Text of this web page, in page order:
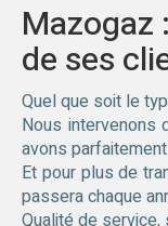
Mazogaz
de ses
Quel que soit le
Nous intervenons
avons
Et pour plus de
passera chaque
Qualité de